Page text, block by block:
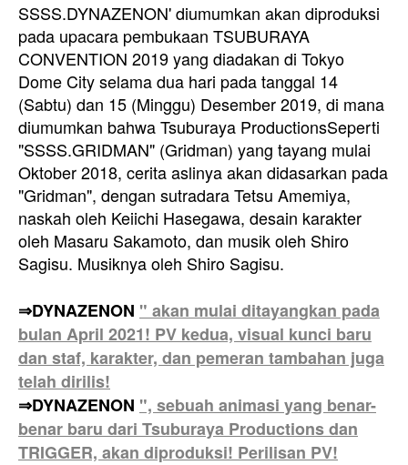
SSSS.DYNAZENON' diumumkan akan diproduksi
pada upacara pembukaan TSUBURAYA
CONVENTION 2019 yang diadakan di Tokyo
Dome City selama dua hari pada tanggal 14
(Sabtu) dan 15 (Minggu) Desember 2019, di mana
diumumkan bahwa Tsuburaya ProductionsSeperti
"SSSS.GRIDMAN" (Gridman) yang tayang mulai
Oktober 2018, cerita aslinya akan didasarkan pada
"Gridman", dengan sutradara Tetsu Amemiya,
naskah oleh Keiichi Hasegawa, desain karakter
oleh Masaru Sakamoto, dan musik oleh Shiro
Sagisu. Musiknya oleh Shiro Sagisu.
⇒DYNAZENON " akan mulai ditayangkan pada
bulan April 2021! PV kedua, visual kunci baru
dan staf, karakter, dan pemeran tambahan juga
telah dirilis!
⇒DYNAZENON ", sebuah animasi yang benar-
benar baru dari Tsuburaya Productions dan
TRIGGER, akan diproduksi! Perilisan PV!